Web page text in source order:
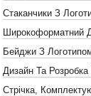
Стаканчики З
Широкоформатний
Бейджи З
Дизайн Та Розробка
Стрічка,